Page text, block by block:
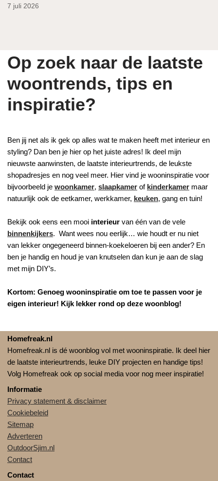
7 juli 2026
Op zoek naar de laatste
woontrends, tips en
inspiratie?
Ben jij net als ik gek op alles wat te maken heeft met interieur en
styling? Dan ben je hier op het juiste adres! Ik deel mijn
nieuwste aanwinsten, de laatste interieurtrends, de leukste
shopadresjes en nog veel meer. Hier vind je wooninspiratie voor
bijvoorbeeld je woonkamer, slaapkamer of kinderkamer maar
natuurlijk ook de eetkamer, werkkamer, keuken, gang en tuin!
Bekijk ook eens een mooi interieur van één van de vele
binnenkijkers. Want wees nou eerlijk… wie houdt er nu niet
van lekker ongegeneerd binnen-koekeloeren bij een ander? En
ben je handig en houd je van knutselen dan kun je aan de slag
met mijn DIY’s.
Kortom: Genoeg wooninspiratie om toe te passen voor je
eigen interieur! Kijk lekker rond op deze woonblog!
Homefreak.nl
Homefreak.nl is dé woonblog vol met wooninspiratie. Ik deel hier
de laatste interieurtrends, leuke DIY projecten en handige tips!
Volg Homefreak ook op social media voor nog meer inspiratie!
Informatie
Privacy statement & disclaimer
Cookiebeleid
Sitemap
Adverteren
OutdoorSjim.nl
Contact
Contact